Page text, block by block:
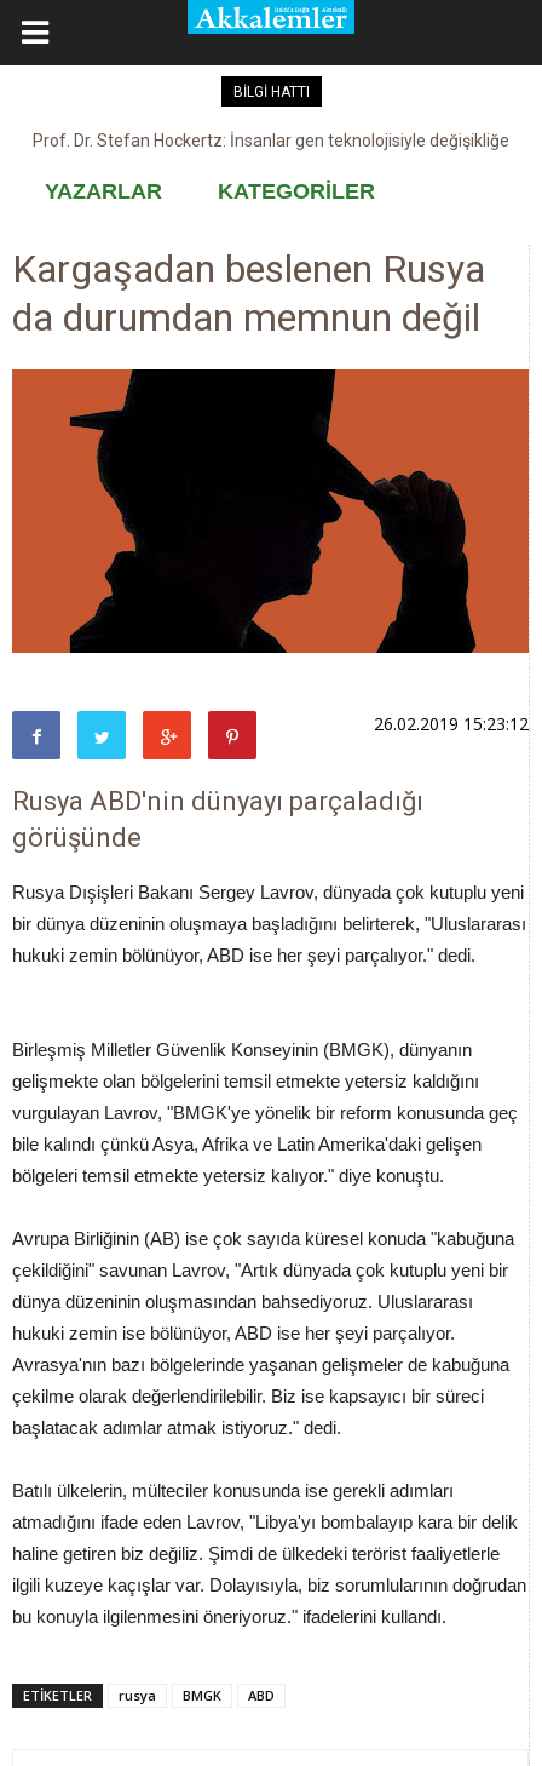
BİLGİ HATTI
Prof. Dr. Stefan Hockertz: İnsanlar gen teknolojisiyle değişikliğe
Kovid-19 aşısı, devşirme ve kobay!
YAZARLAR KATEGORİLER
Kargaşadan beslenen Rusya
da durumdan memnun değil
26.02.2019 15:23:12
Rusya ABD'nin dünyayı parçaladığı
görüşünde
Rusya Dışişleri Bakanı Sergey Lavrov, dünyada çok kutuplu yeni
bir dünya düzeninin oluşmaya başladığını belirterek, "Uluslararası
hukuki zemin bölünüyor, ABD ise her şeyi parçalıyor." dedi.
Birleşmiş Milletler Güvenlik Konseyinin (BMGK), dünyanın
gelişmekte olan bölgelerini temsil etmekte yetersiz kaldığını
vurgulayan Lavrov, "BMGK'ye yönelik bir reform konusunda geç
bile kalındı çünkü Asya, Afrika ve Latin Amerika'daki gelişen
bölgeleri temsil etmekte yetersiz kalıyor." diye konuştu.
Avrupa Birliğinin (AB) ise çok sayıda küresel konuda "kabuğuna
çekildiğini" savunan Lavrov, "Artık dünyada çok kutuplu yeni bir
dünya düzeninin oluşmasından bahsediyoruz. Uluslararası
hukuki zemin ise bölünüyor, ABD ise her şeyi parçalıyor.
Avrasya'nın bazı bölgelerinde yaşanan gelişmeler de kabuğuna
çekilme olarak değerlendirilebilir. Biz ise kapsayıcı bir süreci
başlatacak adımlar atmak istiyoruz." dedi.
Batılı ülkelerin, mülteciler konusunda ise gerekli adımları
atmadığını ifade eden Lavrov, "Libya'yı bombalayıp kara bir delik
haline getiren biz değiliz. Şimdi de ülkedeki terörist faaliyetlerle
ilgili kuzeye kaçışlar var. Dolayısıyla, biz sorumlularının doğrudan
bu konuyla ilgilenmesini öneriyoruz." ifadelerini kullandı.
ETİKETLER rusya BMGK ABD